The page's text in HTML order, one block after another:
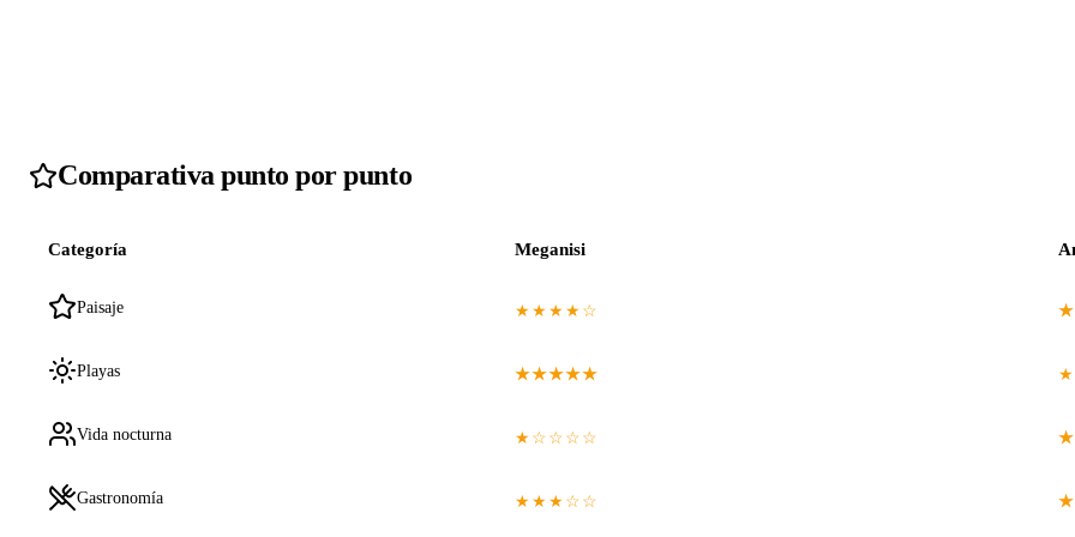
Comparativa punto por punto
Categoría Meganisi
Paisaje ★★★★☆
Playas ★★★★★
Vida nocturna ★☆☆☆☆
Gastronomía ★★★☆☆